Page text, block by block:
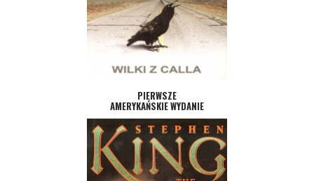
PIERWSZE
AMERYKAŃSKIE WYDANIE